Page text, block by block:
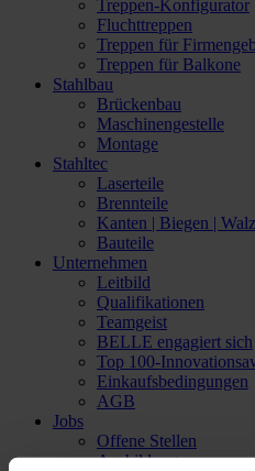
Treppen-Konfigurator
Fluchttreppen
Treppen für
Treppen für Balkone
Stahlbau
Brückenbau
Maschinengestelle
Montage
Stahltec
Laserteile
Brennteile
Kanten | Biegen |
Bauteile
Unternehmen
Leitbild
Qualifikationen
Teamgeist
BELLE engagiert sich
Top 100-
Einkaufsbedingungen
AGB
Jobs
Offene Stellen
Ausbildung